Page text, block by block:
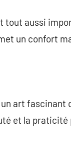
tout aussi
un confort
art
et la